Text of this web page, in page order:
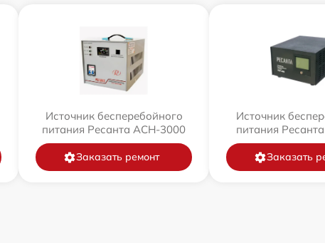
Источник бесперебойного
питания Ресанта АСН-3000
Заказать ремонт
Источник
питания
Заказать